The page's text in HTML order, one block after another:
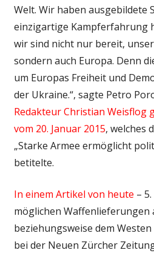
Welt. Wir haben ausgebildete
einzigartige Kampferfahrung
wir sind nicht nur bereit,
sondern auch Europa. Denn
um Europas Freiheit und
der Ukraine.“, sagte Petro
Redakteur Christian Weisflog
vom 20. Januar 2015, welches
„Starke Armee ermöglicht
betitelte.
In einem Artikel von heute –
möglichen Waffenlieferungen
beziehungsweise dem
bei der Neuen Zürcher